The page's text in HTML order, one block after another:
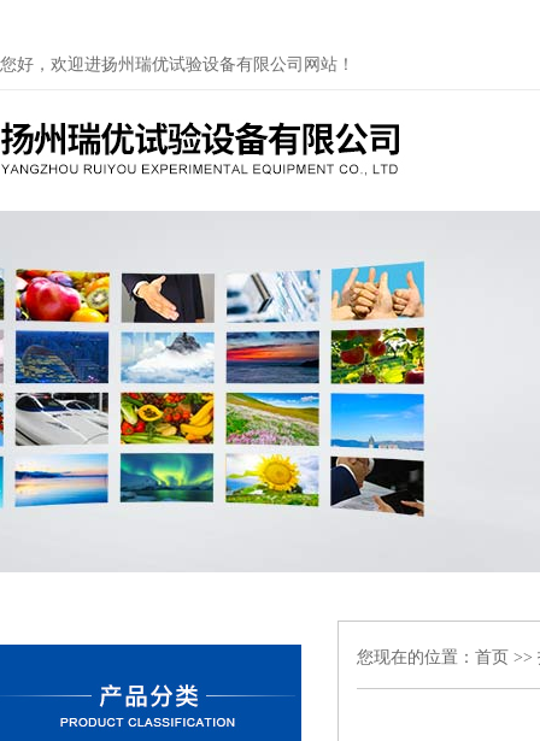
您好，欢迎进扬州瑞优试验设备有限公司网站！
您现在的位置： 首页 >>